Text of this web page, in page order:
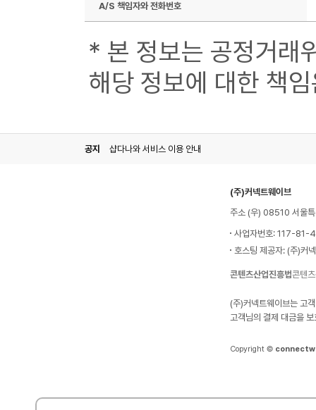
A/S 책임자와 전화번호
* 본 정보는 공정거래
해당 정보에 대한 책
공지 샵다나와 서비스 이용 안내
(주)커넥트웨이브
주소 (우) 08510 서울
사업자번호: 117-81-
호스팅 제공자: (주)커
콘텐츠산업진흥법콘텐
(주)커넥트웨이브는 고
고객님의 결제 대금을
Copyright ©